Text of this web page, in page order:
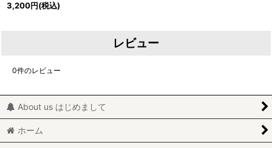
3,200円(税込)
レビュー
0件のレビュー
About us はじめまして
ホーム